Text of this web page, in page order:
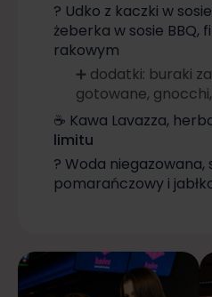
? Udko z kaczki w
żeberka w sosie BBQ,
rakowym
➕ dodatki: buraki
gotowane,
☕ Kawa Lavazza,
limitu
? Woda niegazowana,
pomarańczowy i